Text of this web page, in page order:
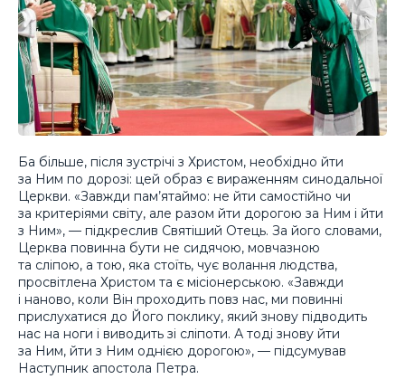
Ба більше, після зустрічі з Христом, необхідно йти
за Ним по дорозі: цей образ є вираженням синодальної
Церкви. «Завжди пам’ятаймо: не йти самостійно чи
за критеріями світу, але разом йти дорогою за Ним і йти
з Ним», — підкреслив Святіший Отець. За його словами,
Церква повинна бути не сидячою, мовчазною
та сліпою, а тою, яка стоїть, чує волання людства,
просвітлена Христом та є місіонерською. «Завжди
і наново, коли Він проходить повз нас, ми повинні
прислухатися до Його поклику, який знову підводить
нас на ноги і виводить зі сліпоти. А тоді знову йти
за Ним, йти з Ним однією дорогою», — підсумував
Наступник апостола Петра.